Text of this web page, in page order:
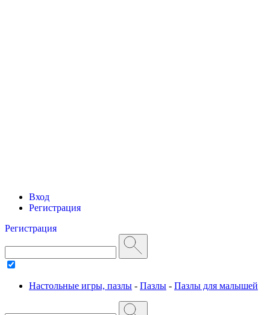
Вход
Регистрация
Регистрация
Настольные игры, пазлы - Пазлы - Пазлы для малышей